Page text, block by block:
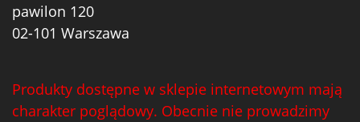
pawilon 120
02-101 Warszawa
Produkty dostępne w sklepie internetowym mają
charakter poglądowy. Obecnie nie prowadzimy